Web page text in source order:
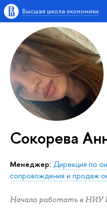
Высшая школа экономики
Сокорева
Менеджер: Дирекция по
сопровождения и продаж
Начала работать в НИУ